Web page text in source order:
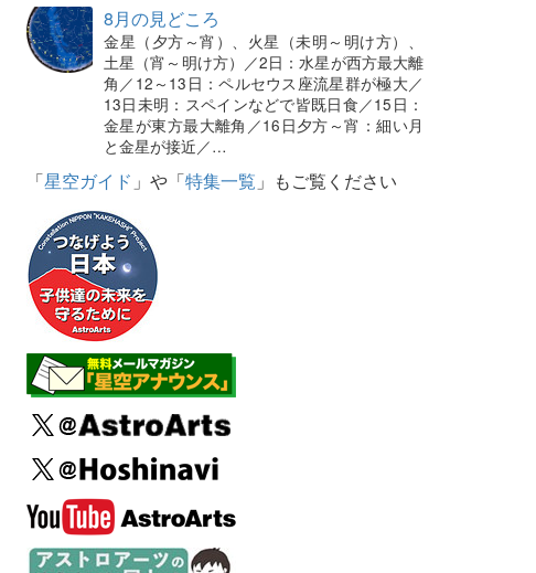
8月の見どころ
金星（夕方～宵）、火星（未明～明け方）、
土星（宵～明け方）／2日：水星が西方最大離
角／12～13日：ペルセウス座流星群が極大／
13日未明：スペインなどで皆既日食／15日：
金星が東方最大離角／16日夕方～宵：細い月
と金星が接近／…
「星空ガイド 」や「特集一覧 」もご覧ください